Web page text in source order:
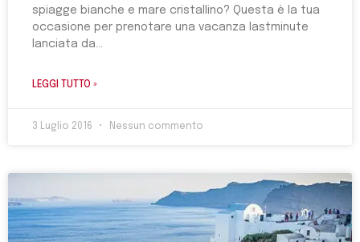
spiagge bianche e mare cristallino? Questa è la tua
occasione per prenotare una vacanza lastminute
lanciata da
LEGGI TUTTO »
3 Luglio 2016 Nessun commento